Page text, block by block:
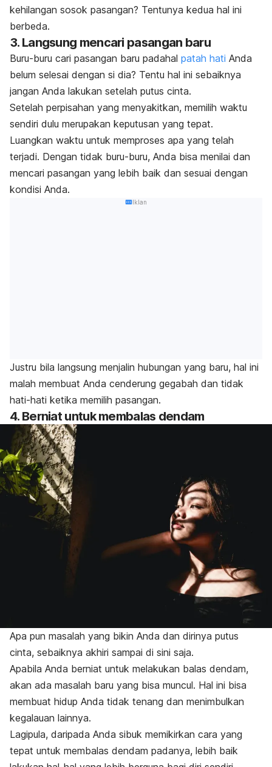
kehilangan sosok pasangan? Tentunya kedua hal ini
berbeda.
3. Langsung mencari pasangan baru
Buru-buru cari pasangan baru padahal patah hati Anda
belum selesai dengan si dia? Tentu hal ini sebaiknya
jangan Anda lakukan setelah putus cinta.
Setelah perpisahan yang menyakitkan, memilih waktu
sendiri dulu merupakan keputusan yang tepat.
Luangkan waktu untuk memproses apa yang telah
terjadi. Dengan tidak buru-buru, Anda bisa menilai dan
mencari pasangan yang lebih baik dan sesuai dengan
kondisi Anda.
Iklan
Justru bila langsung menjalin hubungan yang baru, hal ini
malah membuat Anda cenderung gegabah dan tidak
hati-hati ketika memilih pasangan.
4. Berniat untuk membalas dendam
Apa pun masalah yang bikin Anda dan dirinya putus
cinta, sebaiknya akhiri sampai di sini saja.
Apabila Anda berniat untuk melakukan balas dendam,
akan ada masalah baru yang bisa muncul. Hal ini bisa
membuat hidup Anda tidak tenang dan menimbulkan
kegalauan lainnya.
Lagipula, daripada Anda sibuk memikirkan cara yang
tepat untuk membalas dendam padanya, lebih baik